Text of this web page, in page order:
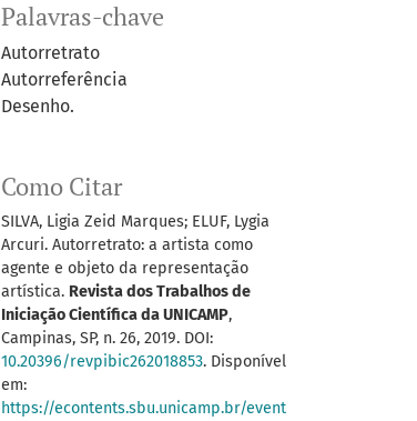
Palavras-chave
Autorretrato
Autorreferência
Desenho.
Como Citar
SILVA, Ligia Zeid Marques; ELUF, Lygia
Arcuri. Autorretrato: a artista como
agente e objeto da representação
artística. Revista dos Trabalhos de
Iniciação Científica da UNICAMP,
Campinas, SP, n. 26, 2019. DOI:
10.20396/revpibic262018853. Disponível
em:
https://econtents.sbu.unicamp.br/event